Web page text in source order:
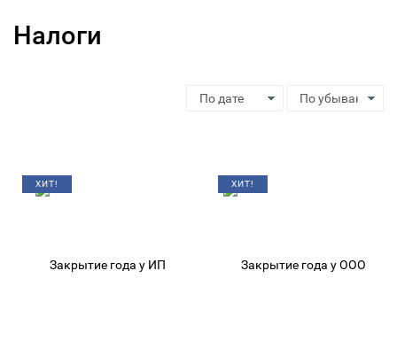
Налоги
ХИТ! ХИТ!